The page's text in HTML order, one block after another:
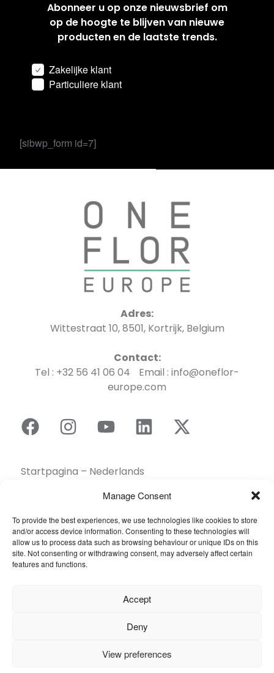
Manage Consent
To provide the best experiences, we use technologies like cookies to store
and/or access device information. Consenting to these technologies will
allow us to process data such as browsing behaviour or unique IDs on this
site. Not consenting or withdrawing consent, may adversely affect certain
features and functions.
Accept
Deny
View preferences
Abonneer u op onze nieuwsbrief om
op de hoogte te blijven van nieuwe
producten en de laatste trends.
Zakelijke klant
Particuliere klant
[sibwp_form id=7]
Adres:
Wittestraat 10, 8501, Kortrijk, Belgium
Contact:
Tel : +32 56 41 06 04 Email : info@oneflor-
europe.com
Startpagina – Nederlands
Collectie
Duurzaamheid
Een dealer vinden
Veelgestelde vragen